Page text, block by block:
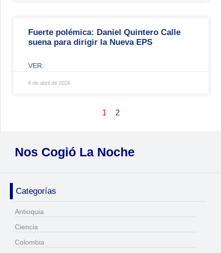
Fuerte polémica: Daniel Quintero Calle
suena para dirigir la Nueva EPS
VER.
8 de abril de 2026
1 2
Nos Cogió La Noche
Categorías
Antioquia
Ciencia
Colombia